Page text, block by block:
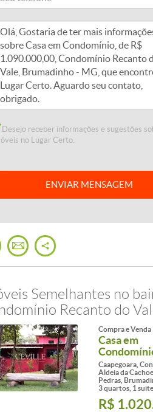
Desejo receber informações e sugestões
no Lugar Certo.
ENVIAR MENSAGEM
Semelhantes no
Recanto do
Compra e Venda
Casa em
Caapegoara,
Aldeia da
Pedras,
3 quartos, 1
R$